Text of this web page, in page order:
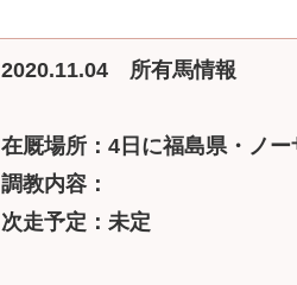
2020.11.04 所有馬情報
在厩場所：4日に福島県・ノ
調教内容：
次走予定：未定